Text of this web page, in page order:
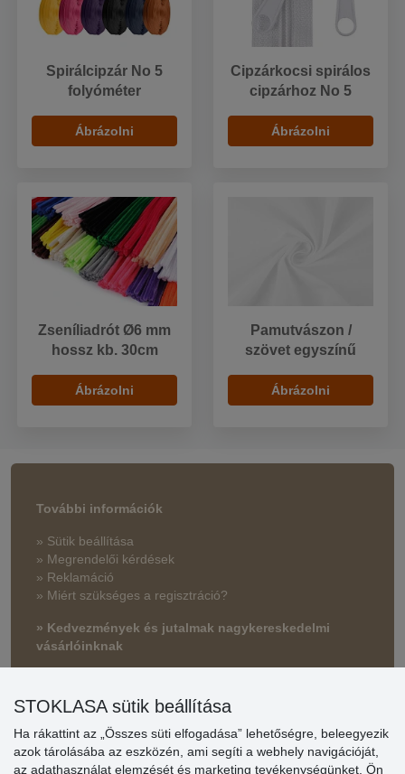
Spirálcipzár No 5
folyóméter
Ábrázolni
Cipzárkocsi spirálos
cipzárhoz No 5
Ábrázolni
Zseníliadrót Ø6 mm
hossz kb. 30cm
Ábrázolni
Pamutvászon /
szövet egyszínű
Ábrázolni
További információk
» Sütik beállítása
» Megrendelői kérdések
» Reklamáció
» Miért szükséges a regisztráció?
» Kedvezmények és jutalmak nagykereskedelmi
vásárlóinknak
Vásárlók
értékelése
STOKLASA sütik beállítása
Ha rákattint az „Összes süti elfogadása” lehetőségre, beleegyezik
azok tárolásába az eszközén, ami segíti a webhely navigációját,
az adathasználat elemzését és marketing tevékenységünket. Ön